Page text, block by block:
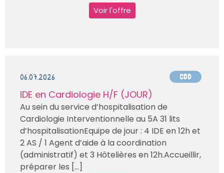
Voir l'offre
06.07.2026 CDD
IDE en Cardiologie H/F (JOUR)
Au sein du service d’hospitalisation de
Cardiologie Interventionnelle au 5A 31 lits
d’hospitalisationEquipe de jour : 4 IDE en 12h et
2 AS / 1 Agent d’aide à la coordination
(administratif) et 3 Hôtelières en 12h.Accueillir,
préparer les [...]